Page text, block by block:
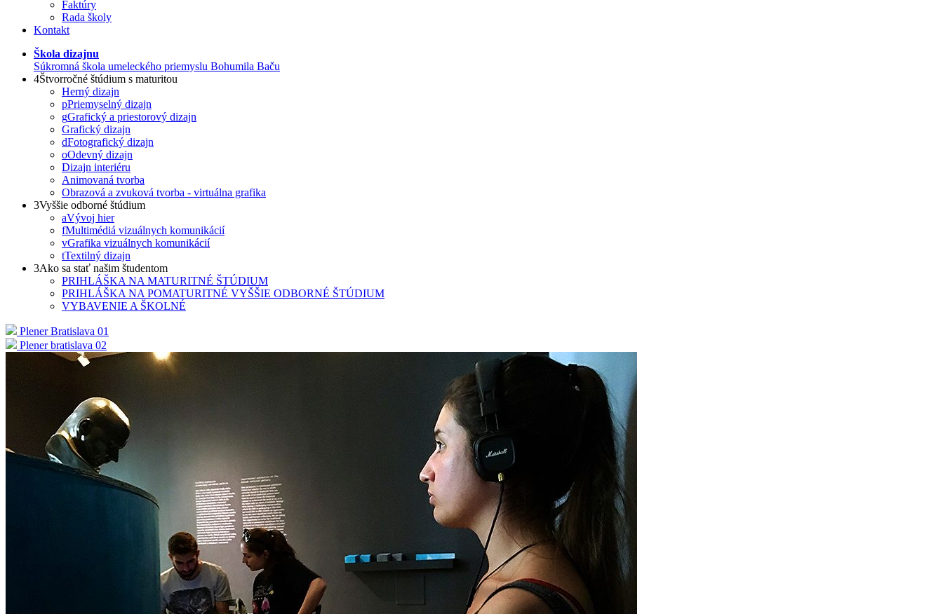
Faktúry
Rada školy
Kontakt
Škola dizajnu
Súkromná škola umeleckého priemyslu Bohumila Baču
4Štvorročné štúdium s maturitou
Herný dizajn
pPriemyselný dizajn
gGrafický a priestorový dizajn
Grafický dizajn
dFotografický dizajn
oOdevný dizajn
Dizajn interiéru
Animovaná tvorba
Obrazová a zvuková tvorba - virtuálna grafika
3Vyššie odborné štúdium
aVývoj hier
fMultimédiá vizuálnych komunikácií
vGrafika vizuálnych komunikácií
tTextilný dizajn
3Ako sa stať našim študentom
PRIHLÁŠKA NA MATURITNÉ ŠTÚDIUM
PRIHLÁŠKA NA POMATURITNÉ VYŠŠIE ODBORNÉ ŠTÚDIUM
VYBAVENIE A ŠKOLNÉ
Plener Bratislava 01
Plener bratislava 02